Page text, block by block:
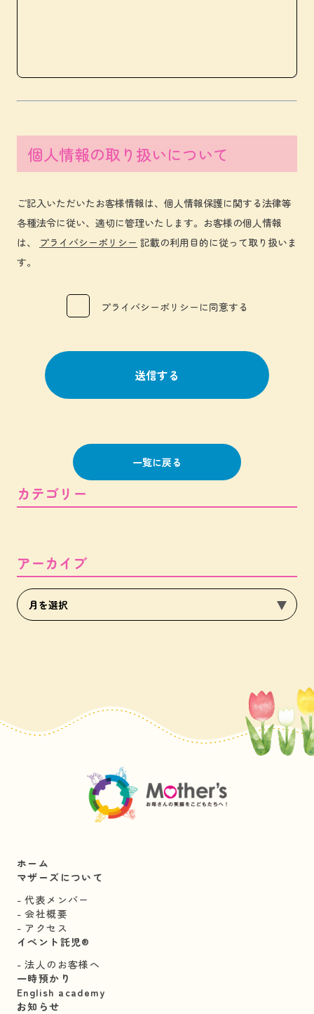
個人情報の取り扱いについて
ご記入いただいたお客様情報は、個人情報保護に関する法律等
各種法令に従い、適切に管理いたします。お客様の個人情報
は、 プライバシーポリシー 記載の利用目的に従って取り扱いま
す。
プライバシーポリシーに同意する
一覧に戻る
カテゴリー
アーカイブ
ホーム
マザーズについて
代表メンバー
会社概要
アクセス
イベント託児®︎
法人のお客様へ
一時預かり
English academy
お知らせ